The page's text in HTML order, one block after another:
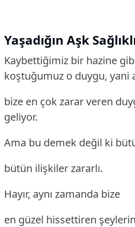
Yaşadığın Aşk
Kaybettiğimiz bir hazine
koştuğumuz o duygu, yani
bize en çok zarar veren
geliyor.
Ama bu demek değil ki
bütün ilişkiler zararlı.
Hayır, aynı zamanda bize
en güzel hissettiren